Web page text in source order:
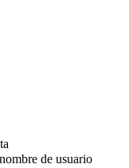
de usuario